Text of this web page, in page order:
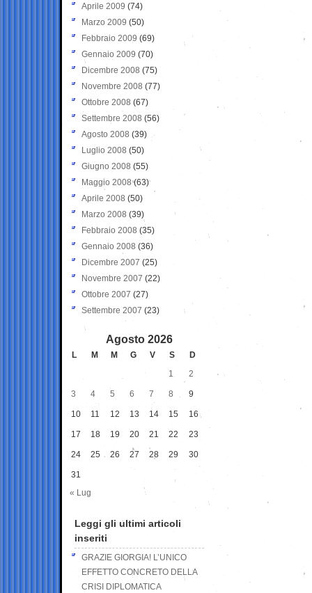
Aprile 2009 (74)
Marzo 2009 (50)
Febbraio 2009 (69)
Gennaio 2009 (70)
Dicembre 2008 (75)
Novembre 2008 (77)
Ottobre 2008 (67)
Settembre 2008 (56)
Agosto 2008 (39)
Luglio 2008 (50)
Giugno 2008 (55)
Maggio 2008(63)
Aprile 2008 (50)
Marzo 2008 (39)
Febbraio 2008 (35)
Gennaio 2008 (36)
Dicembre 2007 (25)
Novembre 2007 (22)
Ottobre 2007 (27)
Settembre 2007 (23)
Agosto 2026
L M M G V S
D
1
2
3 4 5 6 7 8 9
10 11 12 13 14 15 16
17 18 19 20 21 22 23
24 25 26 27 28 29 30
31
« Lug
Leggi gli ultimi articoli
inseriti
GRAZIE GIORGIA! L’UNICO
EFFETTO CONCRETO DELLA
CRISI DIPLOMATICA